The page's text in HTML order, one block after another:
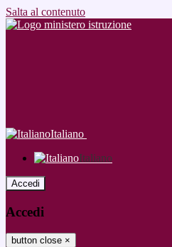
Salta al contenuto
Italiano
Italiano
Accedi
Accedi
button close ×